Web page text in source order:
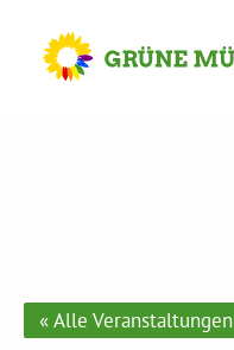
Kreisgeschäftsstelle
« Alle Veranstaltungen